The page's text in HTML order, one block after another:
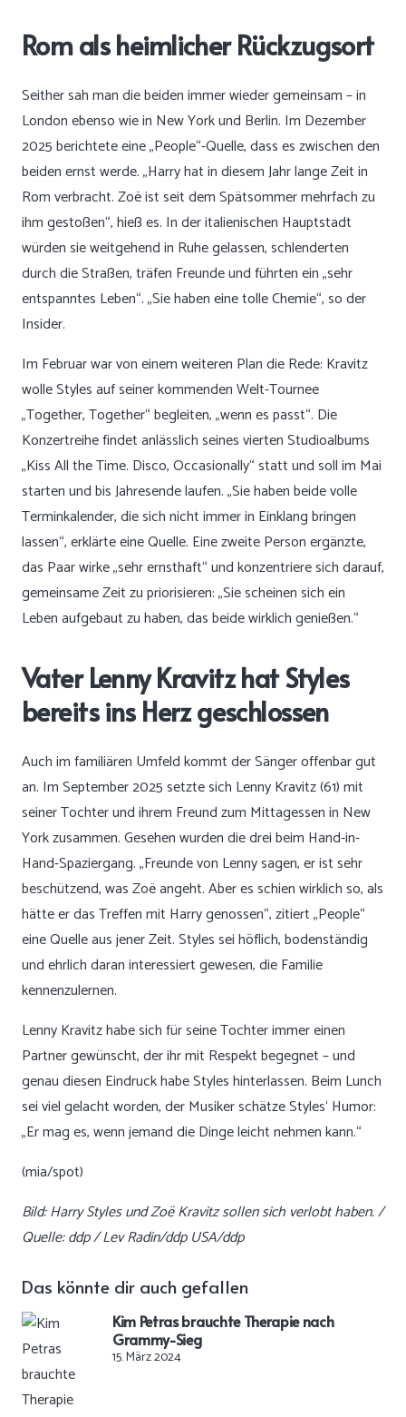
Rom als heimlicher Rückzugsort
Seither sah man die beiden immer wieder gemeinsam – in
London ebenso wie in New York und Berlin. Im Dezember
2025 berichtete eine „People“-Quelle, dass es zwischen den
beiden ernst werde. „Harry hat in diesem Jahr lange Zeit in
Rom verbracht. Zoë ist seit dem Spätsommer mehrfach zu
ihm gestoßen“, hieß es. In der italienischen Hauptstadt
würden sie weitgehend in Ruhe gelassen, schlenderten
durch die Straßen, träfen Freunde und führten ein „sehr
entspanntes Leben“. „Sie haben eine tolle Chemie“, so der
Insider.
Im Februar war von einem weiteren Plan die Rede: Kravitz
wolle Styles auf seiner kommenden Welt-Tournee
„Together, Together“ begleiten, „wenn es passt“. Die
Konzertreihe findet anlässlich seines vierten Studioalbums
„Kiss All the Time. Disco, Occasionally“ statt und soll im Mai
starten und bis Jahresende laufen. „Sie haben beide volle
Terminkalender, die sich nicht immer in Einklang bringen
lassen“, erklärte eine Quelle. Eine zweite Person ergänzte,
das Paar wirke „sehr ernsthaft“ und konzentriere sich darauf,
gemeinsame Zeit zu priorisieren: „Sie scheinen sich ein
Leben aufgebaut zu haben, das beide wirklich genießen.“
Vater Lenny Kravitz hat Styles
bereits ins Herz geschlossen
Auch im familiären Umfeld kommt der Sänger offenbar gut
an. Im September 2025 setzte sich Lenny Kravitz (61) mit
seiner Tochter und ihrem Freund zum Mittagessen in New
York zusammen. Gesehen wurden die drei beim Hand-in-
Hand-Spaziergang. „Freunde von Lenny sagen, er ist sehr
beschützend, was Zoë angeht. Aber es schien wirklich so, als
hätte er das Treffen mit Harry genossen“, zitiert „People“
eine Quelle aus jener Zeit. Styles sei höflich, bodenständig
und ehrlich daran interessiert gewesen, die Familie
kennenzulernen.
Lenny Kravitz habe sich für seine Tochter immer einen
Partner gewünscht, der ihr mit Respekt begegnet – und
genau diesen Eindruck habe Styles hinterlassen. Beim Lunch
sei viel gelacht worden, der Musiker schätze Styles‘ Humor:
„Er mag es, wenn jemand die Dinge leicht nehmen kann.“
(mia/spot)
Bild: Harry Styles und Zoë Kravitz sollen sich verlobt haben. /
Quelle: ddp / Lev Radin/ddp USA/ddp
Das könnte dir auch gefallen
Kim Petras brauchte Therapie nach
Grammy-Sieg
15. März 2024